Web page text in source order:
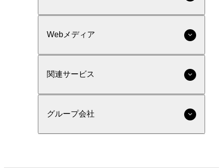
Webメディア
関連サービス
グループ会社